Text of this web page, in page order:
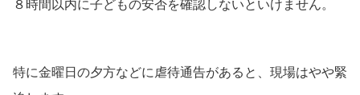
８時間以内に子どもの安否を確認しないといけません。
特に金曜日の夕方などに虐待通告があると、現場はやや緊